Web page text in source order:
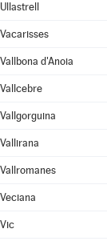
Ullastrell
Vacarisses
Vallbona d'Anoia
Vallcebre
Vallgorguina
Vallirana
Vallromanes
Veciana
Vic